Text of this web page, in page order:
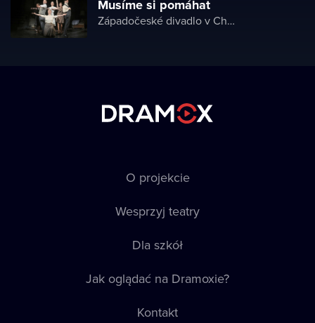
Musíme si pomáhat
Západočeské divadlo v Chebu
O projekcie
Wesprzyj teatry
Dla szkół
Jak oglądać na Dramoxie?
Kontakt